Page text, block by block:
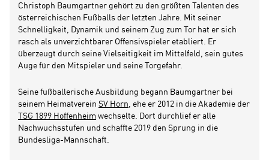
Christoph Baumgartner gehört zu den größten Talenten des
österreichischen Fußballs der letzten Jahre. Mit seiner
Schnelligkeit, Dynamik und seinem Zug zum Tor hat er sich
rasch als unverzichtbarer Offensivspieler etabliert. Er
überzeugt durch seine Vielseitigkeit im Mittelfeld, sein gutes
Auge für den Mitspieler und seine Torgefahr.
Seine fußballerische Ausbildung begann Baumgartner bei
seinem Heimatverein SV Horn , ehe er 2012 in die Akademie der
TSG 1899 Hoffenheim wechselte. Dort durchlief er alle
Nachwuchsstufen und schaffte 2019 den Sprung in die
Bundesliga-Mannschaft.